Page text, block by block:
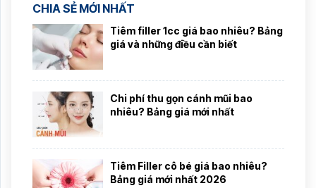
CHIA SẺ MỚI NHẤT
Tiêm filler 1cc giá bao nhiêu? Bảng
giá và những điều cần biết
Chi phí thu gọn cánh mũi bao
nhiêu? Bảng giá mới nhất
Tiêm Filler cô bé giá bao nhiêu?
Bảng giá mới nhất 2026